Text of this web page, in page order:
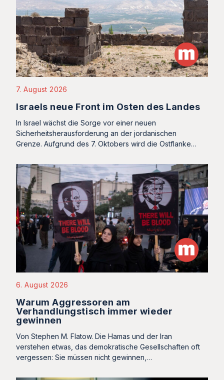
7. August 2026
Israels neue Front im Osten des Landes
In Israel wächst die Sorge vor einer neuen
Sicherheitsherausforderung an der jordanischen
Grenze. Aufgrund des 7. Oktobers wird die Ostflanke…
6. August 2026
Warum Aggressoren am
Verhandlungstisch immer wieder
gewinnen
Von Stephen M. Flatow. Die Hamas und der Iran
verstehen etwas, das demokratische Gesellschaften oft
vergessen: Sie müssen nicht gewinnen,…